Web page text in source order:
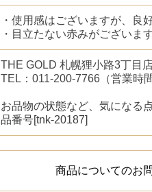
・使用感はございますが、良
・目立たない赤みがございます
THE GOLD 札幌狸小路3丁目
TEL：011-200-7766（営業時
お品物の状態など、気になる
品番号[tnk-20187]
商品についてのお